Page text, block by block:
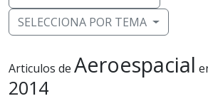
SELECCIONA POR TEMA
Articulos de Aeroespacial
2014